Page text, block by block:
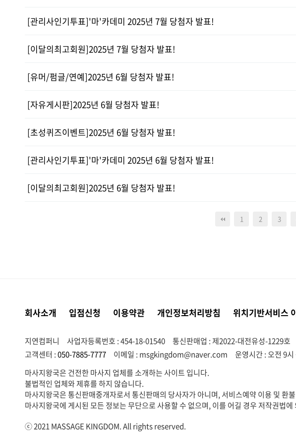
[관리사인기투표]'마'카데미 2025년 7월 당첨자 발표!
[이달의최고회원]2025년 7월 당첨자 발표!
[유머/펌글/연예]2025년 6월 당첨자 발표!
[자유게시판]2025년 6월 당첨자 발표!
[초성퀴즈이벤트]2025년 6월 당첨자 발표!
[관리사인기투표]'마'카데미 2025년 6월 당첨자 발표!
[이달의최고회원]2025년 6월 당첨자 발표!
1 2 3
회사소개 입점신청 이용약관 개인정보처리방침 위치기반서비스
지연컴퍼니 사업자등록번호 : 454-18-01540
통신판매업 : 제2022-대전유성-1229호
고객센터 :050-7885-7777 이메일 : msgkingdom@naver.com
운영시간 : 오전 9
마사지왕국은 건전한 마사지 업체를 소개하는 사이트 입니다.
불법적인 업체와 제휴를 하지 않습니다.
마사지왕국은 통신판매중개자로서 통신판매의 당사자가 아니며, 서비스예약 이용 및 환
마사지왕국에 게시된 모든 정보는 무단으로 사용할 수 없으며, 이를 어길 경우 저작권법
ⓒ 2021 MASSAGE KINGDOM. All rights reserved.